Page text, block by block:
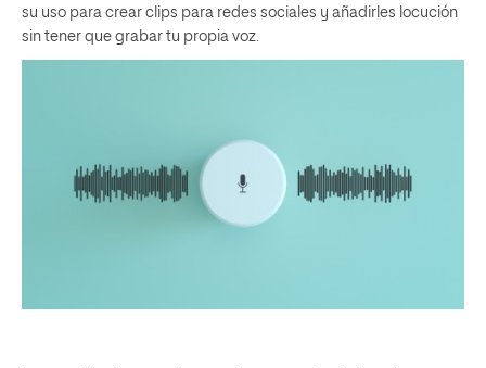
su uso para crear clips para redes sociales y añadirles locución
sin tener que grabar tu propia voz.